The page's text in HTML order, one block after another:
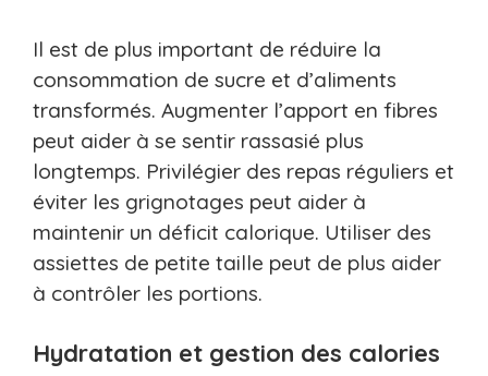
Il est de plus important de réduire la
consommation de sucre et d’aliments
transformés. Augmenter l’apport en fibres
peut aider à se sentir rassasié plus
longtemps. Privilégier des repas réguliers et
éviter les grignotages peut aider à
maintenir un déficit calorique. Utiliser des
assiettes de petite taille peut de plus aider
à contrôler les portions.
Hydratation et gestion des calories